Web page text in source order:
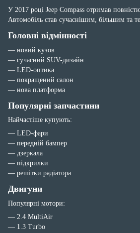
У 2017 році Jeep Compass отримав
Автомобіль став сучаснішим, більшим та
Головні відмінності
— новий кузов
— сучасний SUV-дизайн
— LED-оптика
— покращений салон
— нова платформа
Популярні запчастини
Найчастіше купують:
— LED-фари
— передній бампер
— дзеркала
— підкрилки
— решітки радіатора
Двигуни
Популярні мотори:
— 2.4 MultiAir
— 1.3 Turbo